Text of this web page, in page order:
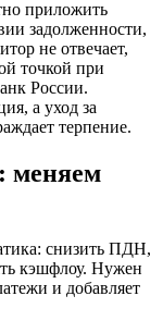
приложить
задолженности,
не отвечает,
точкой при
России.
а уход за
терпение.
меняем
снизить ПДН,
кэшфлоу. Нужен
и добавляет